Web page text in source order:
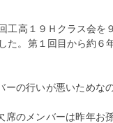
工高１９Ｈクラス会を
た。第１回目から約６
ーの行いが悪いためな
席のメンバーは昨年お